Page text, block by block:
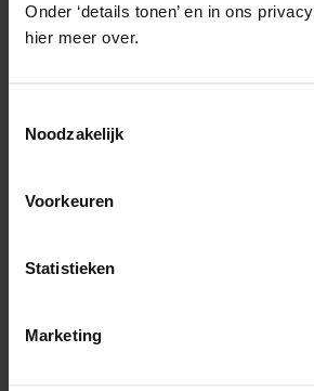
Onder ‘details tonen’ en in ons
hier meer over.
Noodzakelijk
Voorkeuren
Statistieken
Marketing